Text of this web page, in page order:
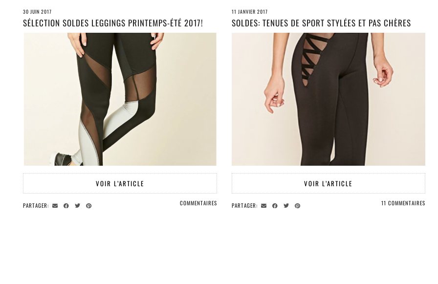
30 JUIN 2017
SÉLECTION SOLDES LEGGINGS PRINTEMPS-ÉTÉ 2017!
VOIR L’ARTICLE
PARTAGER: COMMENTAIRES
11 JANVIER 2017
SOLDES: TENUES DE SPORT STYLÉES ET PAS CHÈRES
VOIR L’ARTICLE
PARTAGER: 11 COMMENTAIRES